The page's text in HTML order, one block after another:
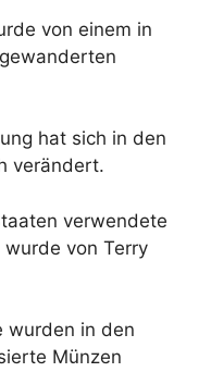
von einem in
hat sich in den
verändert.
verwendete
von Terry
wurden in den
Münzen